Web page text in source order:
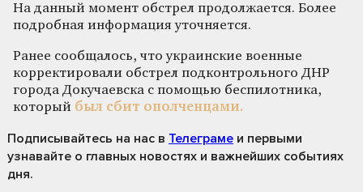
На данный момент обстрел продолжается. Более
подробная информация уточняется.
Ранее сообщалось, что украинские военные
корректировали обстрел подконтрольного ДНР
города Докучаевска с помощью беспилотника,
который был сбит ополченцами.
Подписывайтесь на нас в Телеграме и первыми
узнавайте о главных новостях и важнейших событиях
дня.